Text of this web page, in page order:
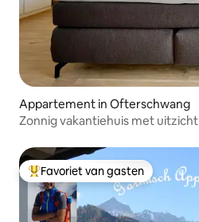
Appartement in Ofterschwang
Zonnig vakantiehuis met
Topfavoriet van gasten
Favoriet van gasten